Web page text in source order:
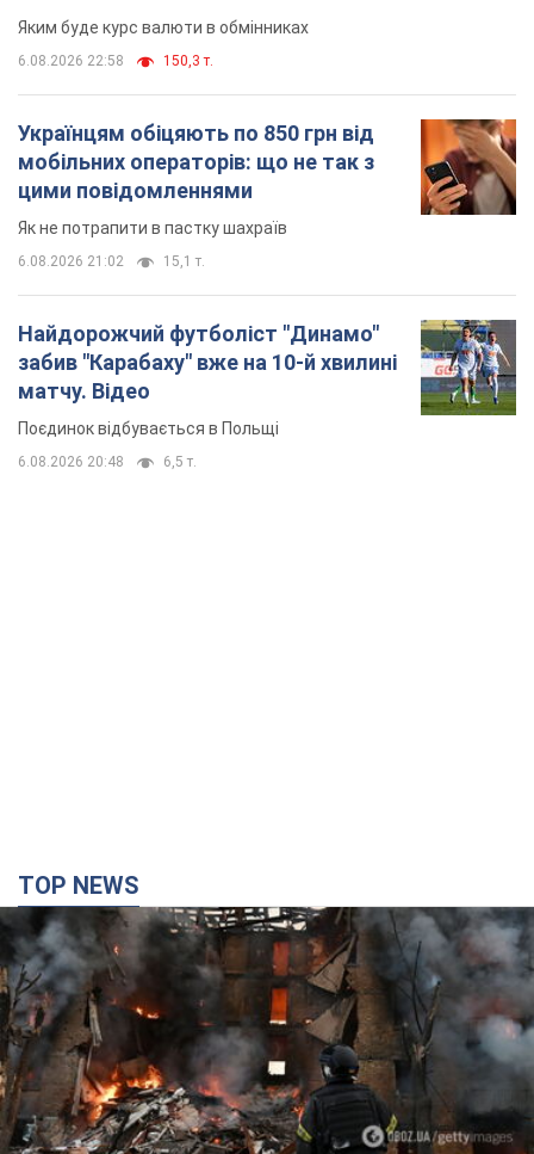
Яким буде курс валюти в обмінниках
6.08.2026 22:58 150,3 т.
Українцям обіцяють по 850 грн від
мобільних операторів: що не так з
цими повідомленнями
Як не потрапити в пастку шахраїв
6.08.2026 21:02 15,1 т.
Найдорожчий футболіст "Динамо"
забив "Карабаху" вже на 10-й хвилині
матчу. Відео
Поєдинок відбувається в Польщі
6.08.2026 20:48 6,5 т.
TOP NEWS